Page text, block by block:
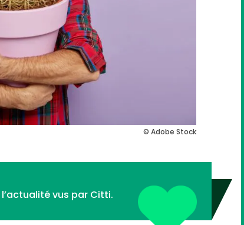
© Adobe Stock
vus par Citti.